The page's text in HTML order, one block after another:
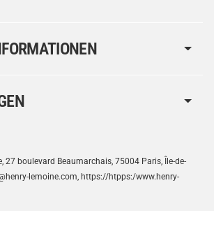
27 boulevard Beaumarchais, 75004 Paris, Île-de-
lemoine.com, https://htpps:/www.henry-